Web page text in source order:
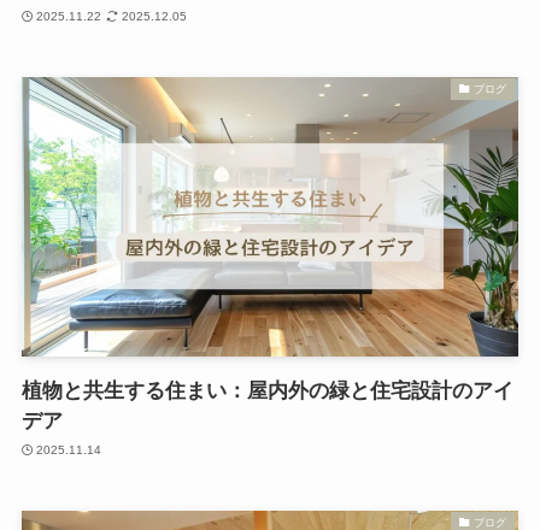
2025.11.22 2025.12.05
ブログ
植物と共生する住まい：屋内外の緑と住宅設計のアイ
デア
2025.11.14
ブログ